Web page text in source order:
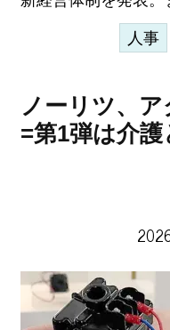
人事
ノーリツ、
=第1弾は介